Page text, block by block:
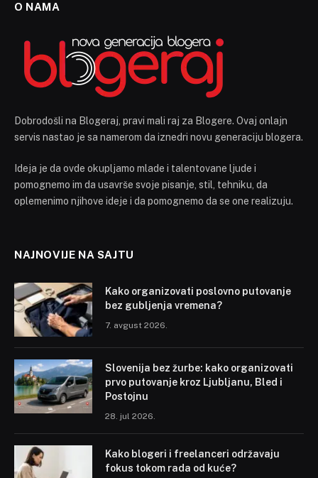
O NAMA
Dobrodošli na Blogeraj, pravi mali raj za Blogere. Ovaj onlajn
servis nastao je sa namerom da iznedri novu generaciju blogera.
Ideja je da ovde okupljamo mlade i talentovane ljude i
pomognemo im da usavrše svoje pisanje, stil, tehniku, da
oplemenimo njihove ideje i da pomognemo da se one realizuju.
NAJNOVIJE NA SAJTU
Kako organizovati poslovno putovanje
bez gubljenja vremena?
7. avgust 2026.
Slovenija bez žurbe: kako organizovati
prvo putovanje kroz Ljubljanu, Bled i
Postojnu
28. jul 2026.
Kako blogeri i freelanceri održavaju
fokus tokom rada od kuće?